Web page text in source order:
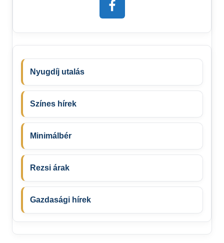
Nyugdíj utalás
Színes hírek
Minimálbér
Rezsi árak
Gazdasági hírek